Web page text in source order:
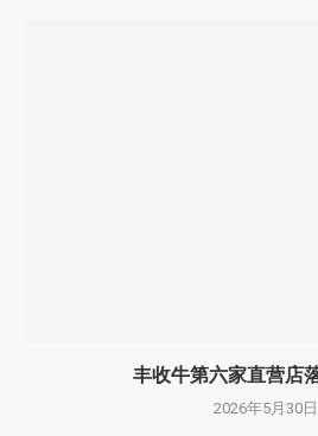
丰收牛第六家直营店
2026年5月30日